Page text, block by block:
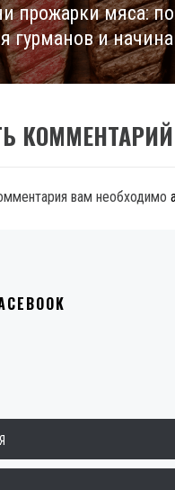
прожарки мяса:
гурманов и
КОММЕНТАРИЙ
вам необходимо